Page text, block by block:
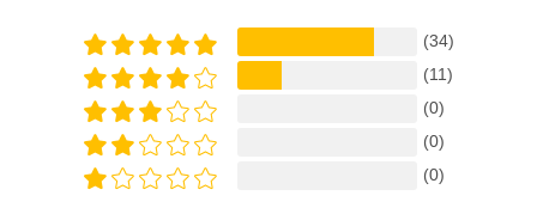
(34)
(11)
(0)
(0)
(0)